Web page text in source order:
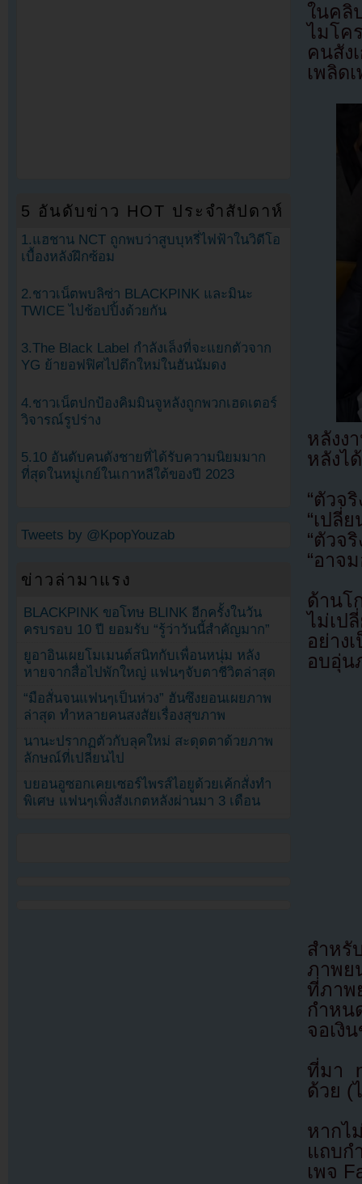
ในคลิ
ไมโค
คนสัง
เพลิด
หลังง
หลังไ
“ตัวจ
“เปลี่
“ตัวจ
“อาจ
ด้านโ
ไม่เป
อย่าง
อบอุ่น
สำห
ภาพย
ที่ภาพ
กำหน
จอเงิ
ที่มา
ด้วย (
หากไ
แถบก
เพจ
5 อันดับข่าว HOT ประจำสัปดาห์
1.แฮชาน NCT ถูกพบว่าสูบบุหรี่ไฟฟ้าในวิดีโอ
เบื้องหลังฝึกซ้อม
2.ชาวเน็ตพบลิซ่า BLACKPINK และมินะ
TWICE ไปช้อปปิ้งด้วยกัน
3.The Black Label กำลังเล็งที่จะแยกตัวจาก
YG ย้ายอฟฟิศไปตึกใหม่ในฮันนัมดง
4.ชาวเน็ตปกป้องคิมมินจูหลังถูกพวกเฮดเตอร์
วิจารณ์รูปร่าง
5.10 อันดับคนดังชายที่ได้รับความนิยมมาก
ที่สุดในหมู่เกย์ในเกาหลีใต้ของปี 2023
Tweets by @KpopYouzab
ข่าวล่ามาแรง
BLACKPINK ขอโทษ BLINK อีกครั้งในวัน
ครบรอบ 10 ปี ยอมรับ “รู้ว่าวันนี้สำคัญมาก”
ยูอาอินเผยโมเมนต์สนิทกับเพื่อนหนุ่ม หลัง
หายจากสื่อไปพักใหญ่ แฟนๆจับตาชีวิตล่าสุด
“มือสั่นจนแฟนๆเป็นห่วง” ฮันซึงยอนเผยภาพ
ล่าสุด ทำหลายคนสงสัยเรื่องสุขภาพ
นานะปรากฏตัวกับลุคใหม่ สะดุดตาด้วยภาพ
ลักษณ์ที่เปลี่ยนไป
บยอนอูซอกเคยเซอร์ไพรส์ไอยูด้วยเค้กสั่งทำ
พิเศษ แฟนๆเพิ่งสังเกตหลังผ่านมา 3 เดือน